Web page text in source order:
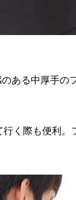
ある中厚手の
く際も便利